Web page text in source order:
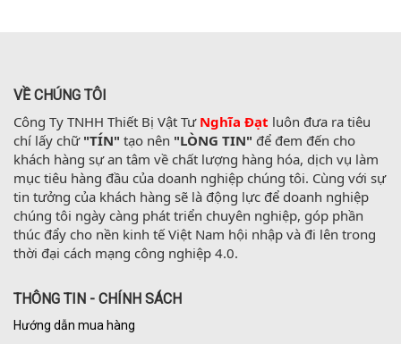
VỀ CHÚNG TÔI
Công Ty TNHH Thiết Bị Vật Tư Nghĩa Đạt luôn đưa ra tiêu
chí lấy chữ "TÍN" tạo nên "LÒNG TIN" để đem đến cho
khách hàng sự an tâm về chất lượng hàng hóa, dịch vụ làm
mục tiêu hàng đầu của doanh nghiệp chúng tôi. Cùng với sự
tin tưởng của khách hàng sẽ là động lực để doanh nghiệp
chúng tôi ngày càng phát triển chuyên nghiệp, góp phần
thúc đẩy cho nền kinh tế Việt Nam hội nhập và đi lên trong
thời đại cách mạng công nghiệp 4.0.
THÔNG TIN - CHÍNH SÁCH
Hướng dẫn mua hàng